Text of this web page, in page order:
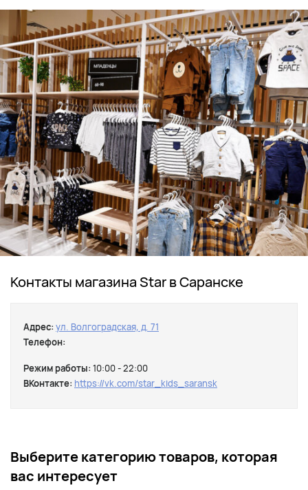
Контакты магазина Star в Саранске
Адрес: ул. Волгоградская, д. 71
Телефон:
Режим работы: 10:00 - 22:00
ВКонтакте: https://vk.com/star_kids_saransk
Выберите категорию товаров, которая
вас интересует